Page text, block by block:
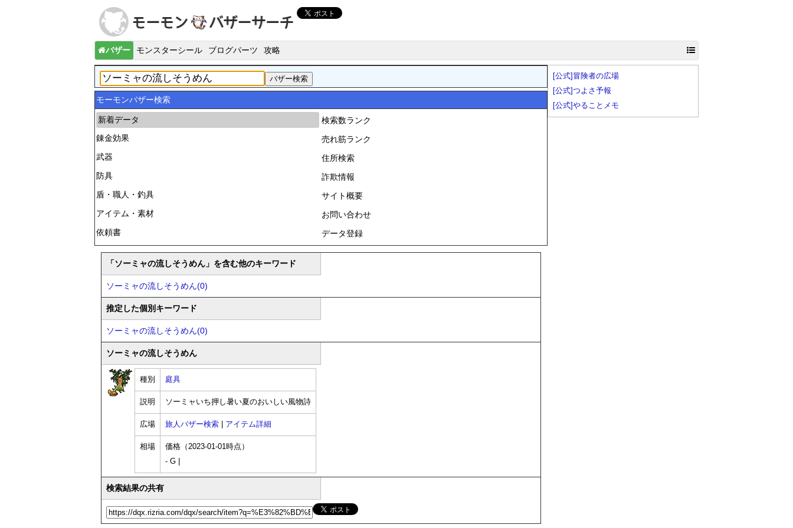
バザー モンスターシール ブログパーツ 攻略
モーモンバザー検索
新着データ
錬金効果
武器
防具
盾・職人・釣具
アイテム・素材
依頼書
検索数ランク
売れ筋ランク
住所検索
詐欺情報
サイト概要
お問い合わせ
データ登録
「ソーミャの流しそうめん」を含む他のキーワード
ソーミャの流しそうめん(0)
推定した個別キーワード
ソーミャの流しそうめん(0)
ソーミャの流しそうめん
種別 庭具
説明 ソーミャいち押し暑い夏のおいしい風物詩
広場 旅人バザー検索 アイテム詳細
相場
価格（2023-01-01時点）
- G |
検索結果の共有
[公式]冒険者の広場
[公式]つよさ予報
[公式]やることメモ